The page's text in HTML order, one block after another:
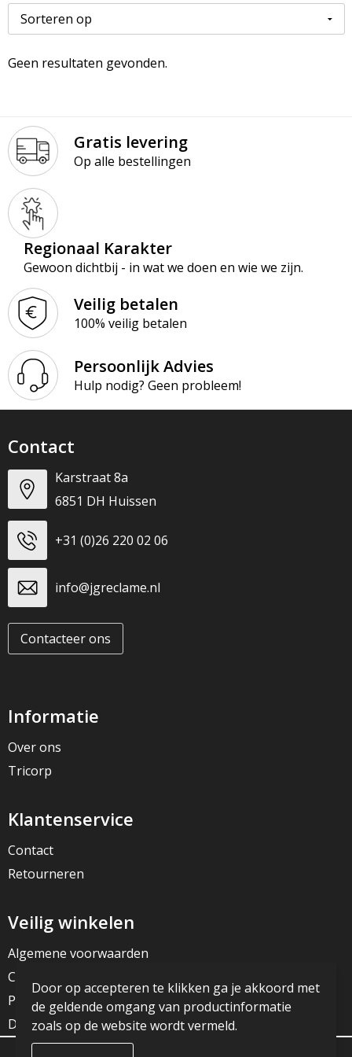
Paraplu’s
Schrijfwaren
Tassen & Reizen
Kledingaccessoires
Peuters en Baby's
Polo's
Regenkleding
Sweaters
Vesten
Ondergoed en Sokken
Polo's
Reflecterende polo's
Reflecterende vesten
Regenkleding
Sweaters
T-Shirts
Veiligheidsvesten en Veiligheidshesjes
Vesten
Werkkleding sets
Gehoorbescherming
Geen resultaten gevonden.
Gratis levering
Op alle bestellingen
Regionaal Karakter
Gewoon dichtbij - in wat we doen en wie we zijn.
Veilig betalen
100% veilig betalen
Persoonlijk Advies
Hulp nodig? Geen probleem!
Contact
Karstraat 8a
6851 DH Huissen
+31 (0)26 220 02 06
info@jgreclame.nl
Contacteer ons
Informatie
Over ons
Tricorp
Klantenservice
Contact
Retourneren
Veilig winkelen
Algemene voorwaarden
Cookieverklaring
Privacyverklaring
Disclaimer
Door op accepteren te klikken ga je akkoord met
de geldende omgang van productinformatie
zoals op de website wordt vermeld.